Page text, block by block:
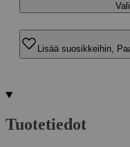
Lisää suosikkeihin,
Tuotetiedot